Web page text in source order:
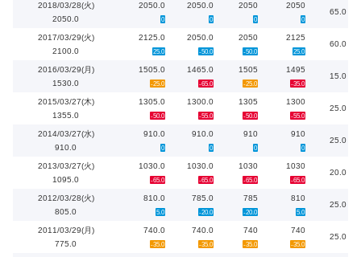
2018/03/28(火)
2050.0
2050.0
0
2050.0
0
2050
0
2050
0
65.0
2017/03/29(火)
2100.0
2125.0
25.0
2050.0
-50.0
2050
-50.0
2125
25.0
60.0
2016/03/29(月)
1530.0
1505.0
-25.0
1465.0
-65.0
1505
-25.0
1495
-35.0
15.0
2015/03/27(木)
1355.0
1305.0
-50.0
1300.0
-55.0
1305
-50.0
1300
-55.0
25.0
2014/03/27(水)
910.0
910.0
0
910.0
0
910
0
910
0
25.0
2013/03/27(火)
1095.0
1030.0
-65.0
1030.0
-65.0
1030
-65.0
1030
-65.0
20.0
2012/03/28(火)
805.0
810.0
5.0
785.0
-20.0
785
-20.0
810
5.0
25.0
2011/03/29(月)
775.0
740.0
-35.0
740.0
-35.0
740
-35.0
740
-35.0
25.0